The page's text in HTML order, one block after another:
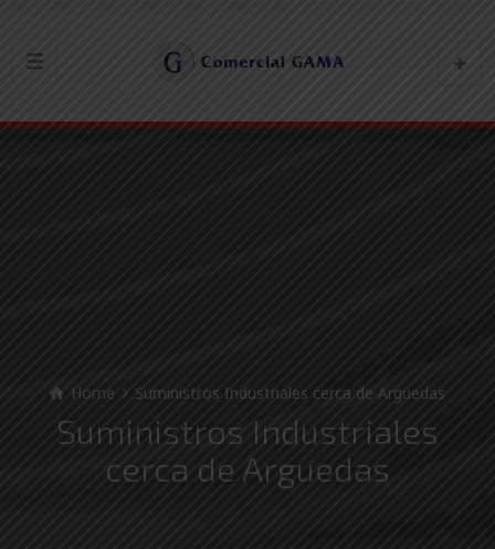
Home Suministros Industriales cerca de Arguedas
Suministros Industriales
cerca de Arguedas